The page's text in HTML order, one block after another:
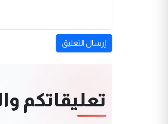
إرسال التعليق
تعليقاتكم